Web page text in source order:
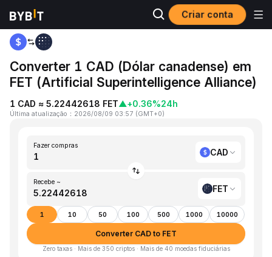
Criar conta
Página inicial
Converter 1 CAD (Dólar canadense) em
FET (Artificial Superintelligence Alliance)
1 CAD ≈ 5.22442618 FET▲+0.36%24h
Última atualização ： 2026/08/09 03:57 (GMT+0)
Fazer compras
CAD
Recebe ~
FET
1 10 50 100 500 1000 10000
Converter CAD to FET
Zero taxas · Mais de 350 criptos · Mais de 40 moedas fiduciárias